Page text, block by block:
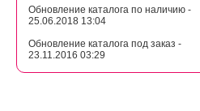
Обновление каталога по наличию -
25.06.2018 13:04
Обновление каталога под заказ -
23.11.2016 03:29